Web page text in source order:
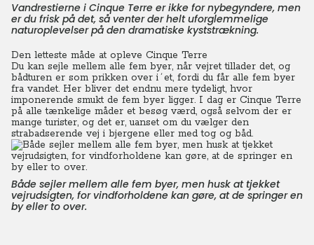
Vandrestierne i Cinque Terre er ikke for nybegyndere, men
er du frisk på det, så venter der helt uforglemmelige
naturoplevelser på den dramatiske kyststrækning.
Den letteste måde at opleve Cinque Terre
Du kan sejle mellem alle fem byer, når vejret tillader det, og
bådturen er som prikken over i´et, fordi du får alle fem byer
fra vandet. Her bliver det endnu mere tydeligt, hvor
imponerende smukt de fem byer ligger. I dag er Cinque Terre
på alle tænkelige måder et besøg værd, også selvom der er
mange turister, og det er, uanset om du vælger den
strabadserende vej i bjergene eller med tog og båd.
Både sejler mellem alle fem byer, men husk at tjekket
vejrudsigten, for vindforholdene kan gøre, at de springer en
by eller to over.